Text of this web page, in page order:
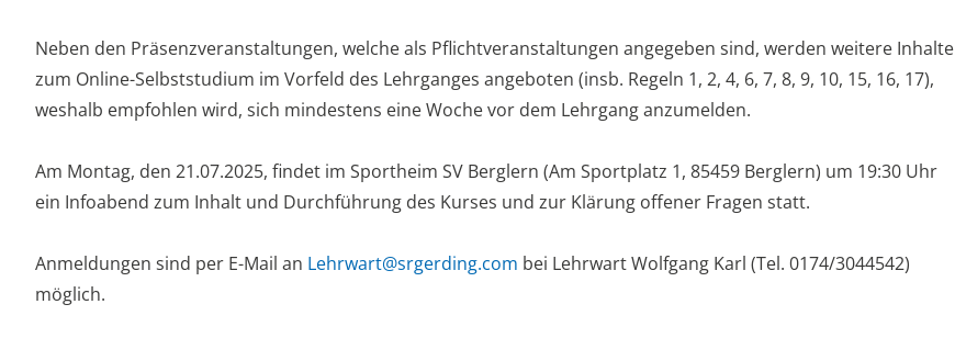
Neben den Präsenzveranstaltungen, welche als Pflichtveranstaltungen angegeben sind, werden weitere Inhalte
zum Online-Selbststudium im Vorfeld des Lehrganges angeboten (insb. Regeln 1, 2, 4, 6, 7, 8, 9, 10, 15, 16, 17),
weshalb empfohlen wird, sich mindestens eine Woche vor dem Lehrgang anzumelden.
Am Montag, den 21.07.2025, findet im Sportheim SV Berglern (Am Sportplatz 1, 85459 Berglern) um 19:30 Uhr
ein Infoabend zum Inhalt und Durchführung des Kurses und zur Klärung offener Fragen statt.
Anmeldungen sind per E-Mail an Lehrwart@srgerding.com bei Lehrwart Wolfgang Karl (Tel. 0174/3044542)
möglich.